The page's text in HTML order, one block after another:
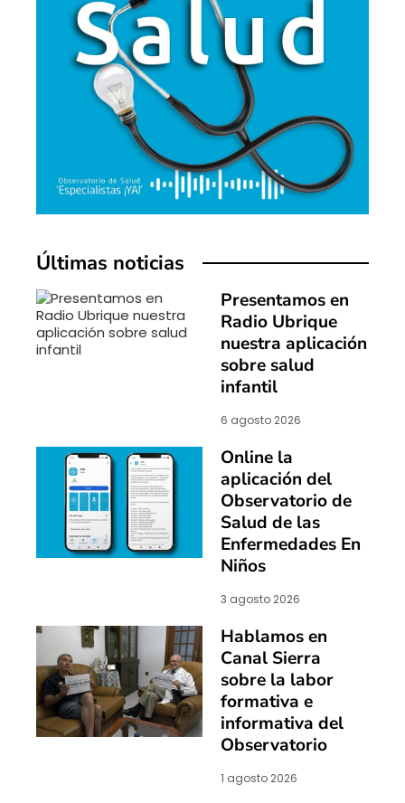
Últimas noticias
Presentamos en
Radio Ubrique
nuestra aplicación
sobre salud
infantil
6 agosto 2026
Online la
aplicación del
Observatorio de
Salud de las
Enfermedades En
Niños
3 agosto 2026
Hablamos en
Canal Sierra
sobre la labor
formativa e
informativa del
Observatorio
1 agosto 2026